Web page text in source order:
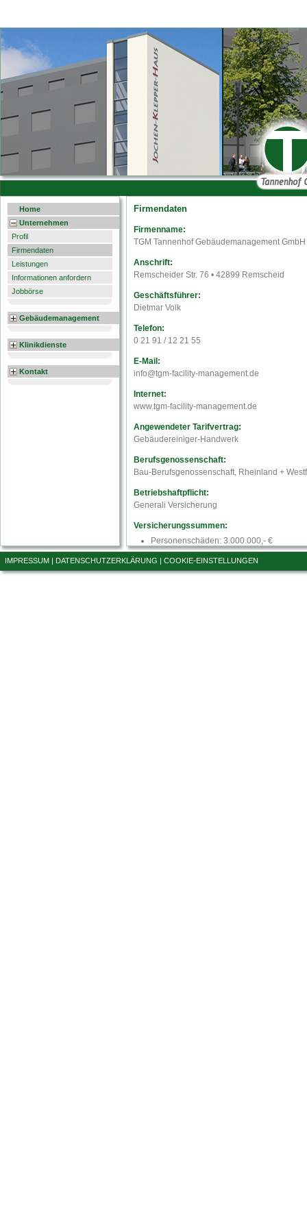
Home
Unternehmen
Profil
Firmendaten
Leistungen
Informationen anfordern
Jobbörse
Gebäudemanagement
Klinikdienste
Kontakt
Firmendaten
Firmenname:
TGM Tannenhof Gebäudemanagement GmbH
Anschrift:
Remscheider Str. 76 • 42899 Remscheid
Geschäftsführer:
Dietmar Volk
Telefon:
0 21 91 / 12 21 55
E-Mail:
info@tgm-facility-management.de
Internet:
www.tgm-facility-management.de
Angewendeter Tarifvertrag:
Gebäudereiniger-Handwerk
Berufsgenossenschaft:
Bau-Berufsgenossenschaft, Rheinland +
Betriebshaftpflicht:
Generali Versicherung
Versicherungssummen:
Personenschäden: 3.000.000,- €
Almählichkeits- u. Abwasserschäden:
Schlüsselschäden: 15.000,- €
IMPRESSUM | DATENSCHUTZERKLÄRUNG | COOKIE-EINSTELLUNGEN